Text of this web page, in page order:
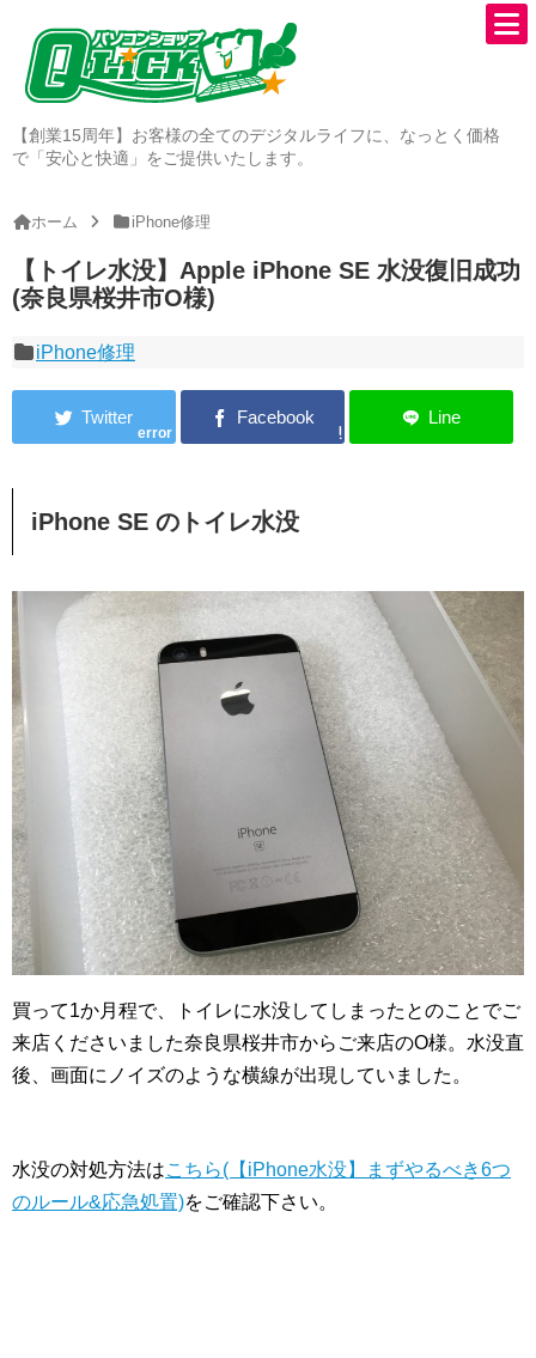
【創業15周年】お客様の全てのデジタルライフに、なっとく価格
で「安心と快適」をご提供いたします。
ホーム iPhone修理
【トイレ水没】Apple iPhone SE 水没復旧成功
(奈良県桜井市O様)
iPhone修理
error
iPhone SE のトイレ水没
買って1か月程で、トイレに水没してしまったとのことでご
来店くださいました奈良県桜井市からご来店のO様。水没直
後、画面にノイズのような横線が出現していました。
水没の対処方法はこちら(【iPhone水没】まずやるべき6つ
のルール&応急処置)をご確認下さい。